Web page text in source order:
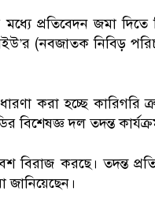
প্রতিবেদন জমা দিতে
(নবজাতক নিবিড়
করা হচ্ছে কারিগরি
বিশেষজ্ঞ দল তদন্ত
বিরাজ করছে। তদন্ত
জানিয়েছেন।